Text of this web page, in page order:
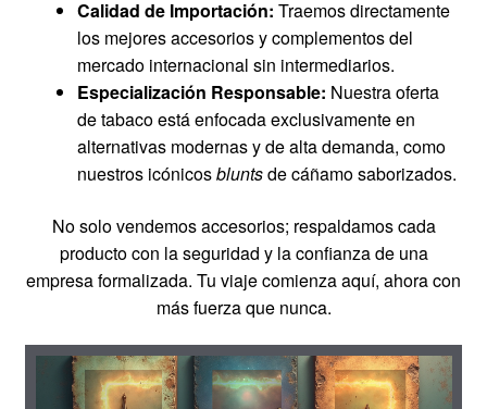
Calidad de Importación: Traemos directamente
los mejores accesorios y complementos del
mercado internacional sin intermediarios.
Especialización Responsable: Nuestra oferta
de tabaco está enfocada exclusivamente en
alternativas modernas y de alta demanda, como
nuestros icónicosbluntsde cáñamo saborizados.
No solo vendemos accesorios; respaldamos cada
producto con la seguridad y la confianza de una
empresa formalizada. Tu viaje comienza aquí, ahora con
más fuerza que nunca.